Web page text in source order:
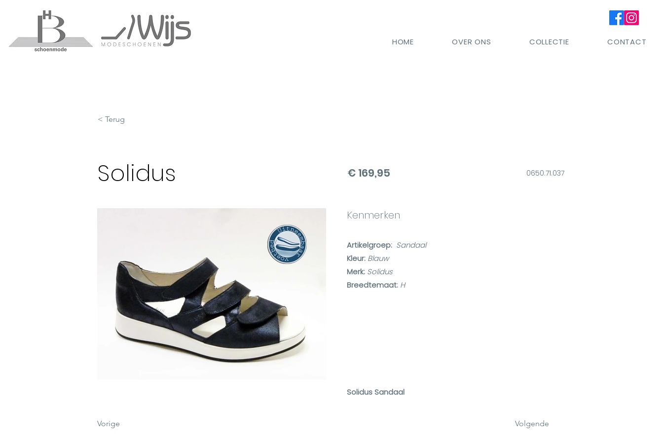
HOME OVER ONS COLLECTIE CONTACT
< Terug
Solidus € 169,95 0650.71.037
Kenmerken
Artikelgroep: Sandaal
Kleur: Blauw
Merk: Solidus
Breedtemaat: H
Solidus Sandaal
Vorige Volgende